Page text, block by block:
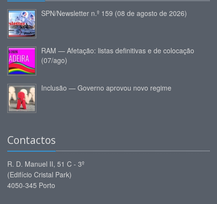
SPN/Newsletter n.º 159 (08 de agosto de 2026)
RAM — Afetação: listas definitivas e de colocação
(07/ago)
Inclusão — Governo aprovou novo regime
Contactos
R. D. Manuel II, 51 C - 3º
(Edifício Cristal Park)
4050-345 Porto